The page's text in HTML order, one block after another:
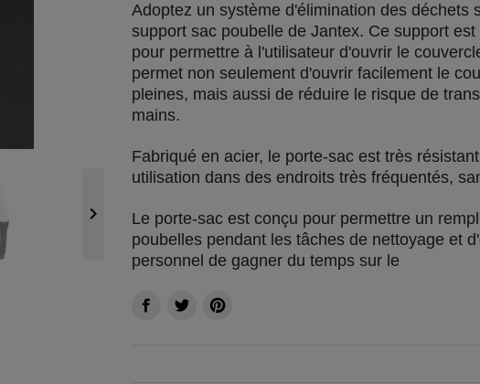

Adoptez un système d'élimination des déchets
support sac poubelle de Jantex. Ce support
pour permettre à l'utilisateur d'ouvrir le
permet non seulement d'ouvrir facilement le
pleines, mais aussi de réduire le risque de
mains.
Fabriqué en acier, le porte-sac est très
utilisation dans des endroits très fréquentés,
Le porte-sac est conçu pour permettre un
poubelles pendant les tâches de nettoyage et
personnel de gagner du temps sur le